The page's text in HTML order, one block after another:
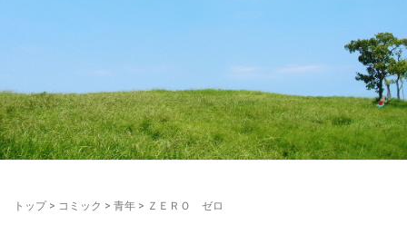
トップ> コミック > 青年 > ＺＥＲＯ ゼロ